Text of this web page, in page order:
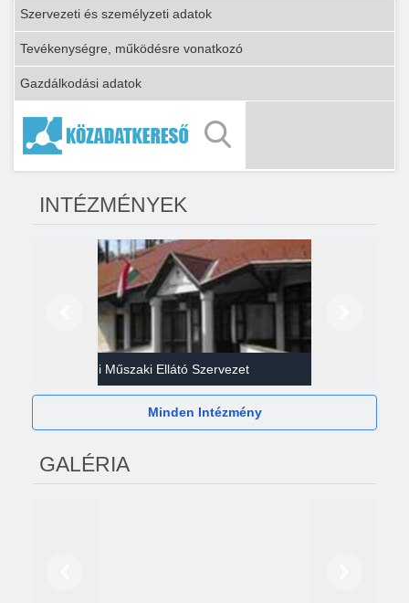
Szervezeti és személyzeti adatok
Tevékenységre, működésre vonatkozó
Gazdálkodási adatok
INTÉZMÉNYEK
Gazdasági Műszaki Ellátó Szervezet
Minden Intézmény
GALÉRIA